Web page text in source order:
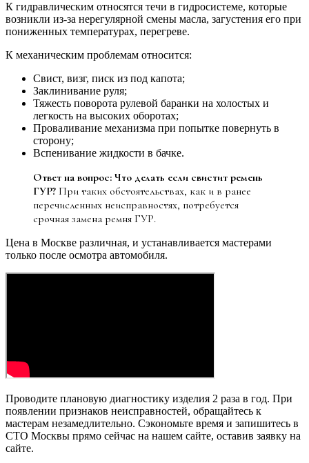
К гидравлическим относятся течи в гидросистеме, которые
возникли из-за нерегулярной смены масла, загустения его при
пониженных температурах, перегреве.
К механическим проблемам относится:
Свист, визг, писк из под капота;
Заклинивание руля;
Тяжесть поворота рулевой баранки на холостых и
легкость на высоких оборотах;
Проваливание механизма при попытке повернуть в
сторону;
Вспенивание жидкости в бачке.
Ответ на вопрос: Что делать если свистит ремень
ГУР? При таких обстоятельствах, как и в ранее
перечисленных неисправностях, потребуется
срочная замена ремня ГУР.
Цена в Москве различная, и устанавливается мастерами
только после осмотра автомобиля.
Проводите плановую диагностику изделия 2 раза в год. При
появлении признаков неисправностей, обращайтесь к
мастерам незамедлительно. Сэкономьте время и запишитесь в
СТО Москвы прямо сейчас на нашем сайте, оставив заявку на
сайте.